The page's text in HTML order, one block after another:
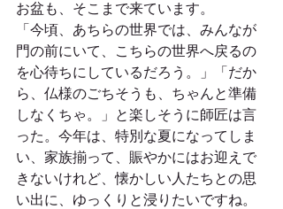
お盆も、そこまで来ています。
「今頃、あちらの世界では、みんなが
門の前にいて、こちらの世界へ戻るの
を心待ちにしているだろう。」「だか
ら、仏様のごちそうも、ちゃんと準備
しなくちゃ。」と楽しそうに師匠は言
った。今年は、特別な夏になってしま
い、家族揃って、賑やかにはお迎えで
きないけれど、懐かしい人たちとの思
い出に、ゆっくりと浸りたいですね。